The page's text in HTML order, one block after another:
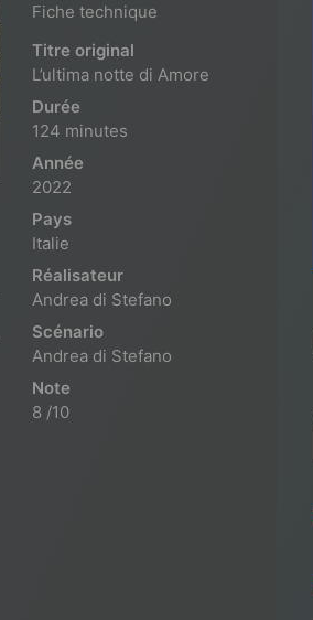
Fiche technique
Titre original
L’ultima notte di Amore
Durée
124 minutes
Année
2022
Pays
Italie
Réalisateur
Andrea di Stefano
Scénario
Andrea di Stefano
Note
8 /10